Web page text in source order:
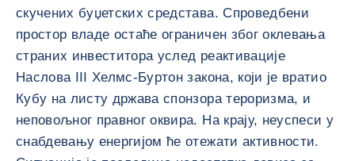
скучених буџетских средстава. Спроведбени
простор владе остаће ограничен због оклевања
страних инвеститора услед реактивације
Наслова III Хелмс-Буртон закона, који је вратио
Кубу на листу држава спонзора тероризма, и
неповољног правног оквира. На крају, неуспеси у
снабдевању енергијом ће отежати активности.